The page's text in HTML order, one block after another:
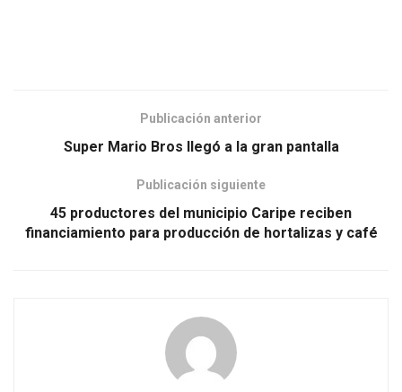
Publicación anterior
Super Mario Bros llegó a la gran pantalla
Publicación siguiente
45 productores del municipio Caripe reciben
financiamiento para producción de hortalizas y café